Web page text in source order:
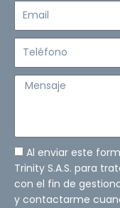
Mensaje
Al enviar este
Trinity S.A.S. para
con el fin de
y contactarme